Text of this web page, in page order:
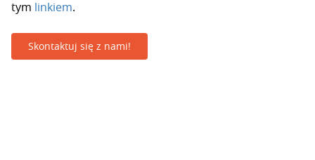
tym linkiem.
Skontaktuj się z nami!